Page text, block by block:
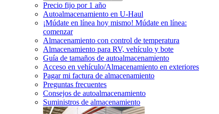
Precio fijo por 1 año
Autoalmacenamiento en U-Haul
¡Múdate en línea hoy mismo! Múdate en línea:
comenzar
Almacenamiento con control de temperatura
Almacenamiento para RV, vehículo y bote
Guía de tamaños de autoalmacenamiento
Acceso en vehículo/Almacenamiento en exteriores
Pagar mi factura de almacenamiento
Preguntas frecuentes
Consejos de autoalmacenamiento
Suministros de almacenamiento